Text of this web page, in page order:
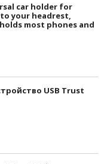
car holder for
your headrest,
most phones and
USB Trust